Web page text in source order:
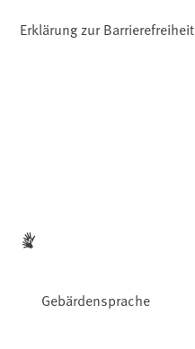
Erklärung zur Barrierefreiheit
Gebärdensprache